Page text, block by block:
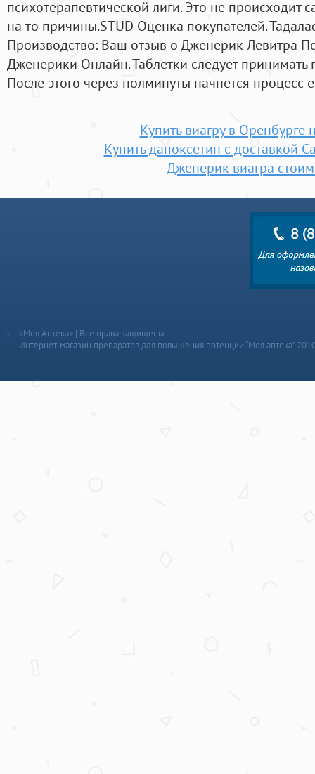
психотерапевтической лиги. Это не происходит
на то причины.STUD Оценка покупателей.
Производство: Ваш отзыв о Дженерик Левитра
Джeнерики Онлайн. Таблетки следует принимать
После этого через полминуты начнется процесс
Купить виагру в Оренбурге
Купить дапоксетин с доставкой
Дженерик виагра
«Моя Аптека» | Все права защищены
Интернет-магазин препаратов для повышения потенции “Моя аптека”